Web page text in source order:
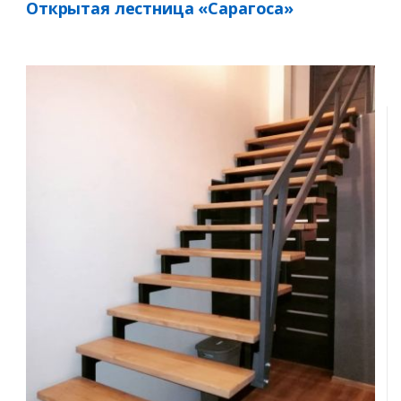
Открытая лестница «Сарагоса»